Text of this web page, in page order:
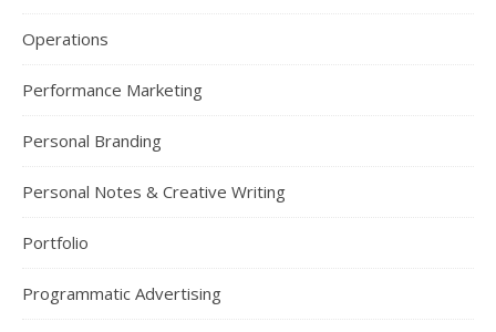
Operations
Performance Marketing
Personal Branding
Personal Notes & Creative Writing
Portfolio
Programmatic Advertising